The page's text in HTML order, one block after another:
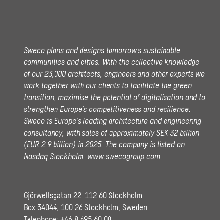
Sweco plans and designs tomorrow’s sustainable
communities and cities. With the collective knowledge
of our 23,000 architects, engineers and other experts we
work together with our clients to facilitate the green
transition, maximise the potential of digitalisation and to
strengthen Europe’s competitiveness and resilience.
Sweco is Europe’s leading architecture and engineering
consultancy, with sales of approximately SEK 32 billion
(EUR 2.9 billion) in 2025. The company is listed on
Nasdaq Stockholm. www.swecogroup.com
Gjörwellsgatan 22, 112 60 Stockholm
Box 34044, 100 26 Stockholm, Sweden